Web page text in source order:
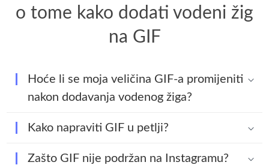
o tome kako dodati vodeni žig
na GIF
Hoće li se moja veličina GIF-a promijeniti
nakon dodavanja vodenog žiga?
Kako napraviti GIF u petlji?
Zašto GIF nije podržan na Instagramu?